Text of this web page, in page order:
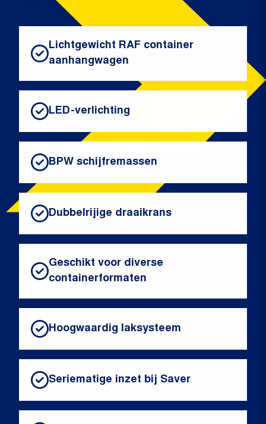
Lichtgewicht RAF container
aanhangwagen
LED-verlichting
BPW schijfremassen
Dubbelrijige draaikrans
Geschikt voor diverse
containerformaten
Hoogwaardig laksysteem
Seriematige inzet bij Saver